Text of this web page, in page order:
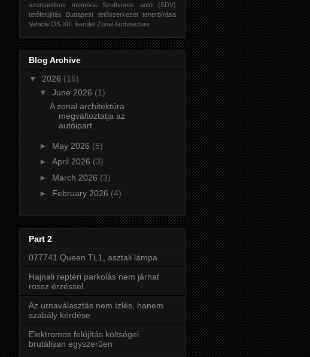
szemantikus memória
Szoftveres autó (SDV)
tetőfelújítás Budapest
tetőszerkezet teherbírása
Vehicle OS XIII. kerület Zonal Architecture
Blog Archive
▼ 2026 (16)
▼ June 2026 (1)
A zonal architektúra
megváltoztatja az
autóipart
► May 2026 (5)
► April 2026 (3)
► March 2026 (3)
► February 2026 (4)
Part 2
077741 Queen TL1, asztali lámpa
Hajnali reptéri parkolás nem járhat
rossz érzéssel
Az urnaválasztás nem ízlés, hanem
szabály kérdése
Elektromos felújítás költségei
brutálisan egyszerűen